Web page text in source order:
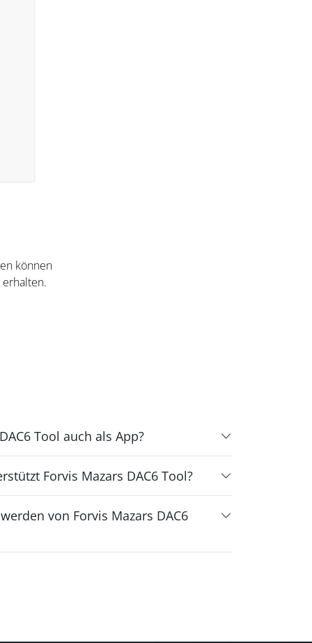
können
Tool auch als App?
Forvis Mazars DAC6 Tool?
von Forvis Mazars DAC6